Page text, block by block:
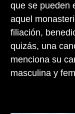
que se pueden
aquel
filiación,
quizás, una
menciona su
masculina y